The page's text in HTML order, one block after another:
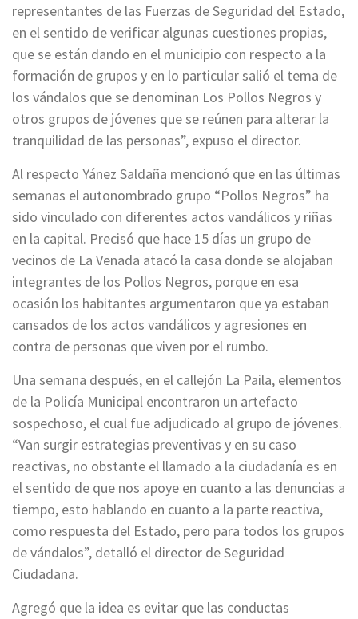
representantes de las Fuerzas de Seguridad del Estado,
en el sentido de verificar algunas cuestiones propias,
que se están dando en el municipio con respecto a la
formación de grupos y en lo particular salió el tema de
los vándalos que se denominan Los Pollos Negros y
otros grupos de jóvenes que se reúnen para alterar la
tranquilidad de las personas”, expuso el director.
Al respecto Yánez Saldaña mencionó que en las últimas
semanas el autonombrado grupo “Pollos Negros” ha
sido vinculado con diferentes actos vandálicos y riñas
en la capital. Precisó que hace 15 días un grupo de
vecinos de La Venada atacó la casa donde se alojaban
integrantes de los Pollos Negros, porque en esa
ocasión los habitantes argumentaron que ya estaban
cansados de los actos vandálicos y agresiones en
contra de personas que viven por el rumbo.
Una semana después, en el callejón La Paila, elementos
de la Policía Municipal encontraron un artefacto
sospechoso, el cual fue adjudicado al grupo de jóvenes.
“Van surgir estrategias preventivas y en su caso
reactivas, no obstante el llamado a la ciudadanía es en
el sentido de que nos apoye en cuanto a las denuncias a
tiempo, esto hablando en cuanto a la parte reactiva,
como respuesta del Estado, pero para todos los grupos
de vándalos”, detalló el director de Seguridad
Ciudadana.
Agregó que la idea es evitar que las conductas